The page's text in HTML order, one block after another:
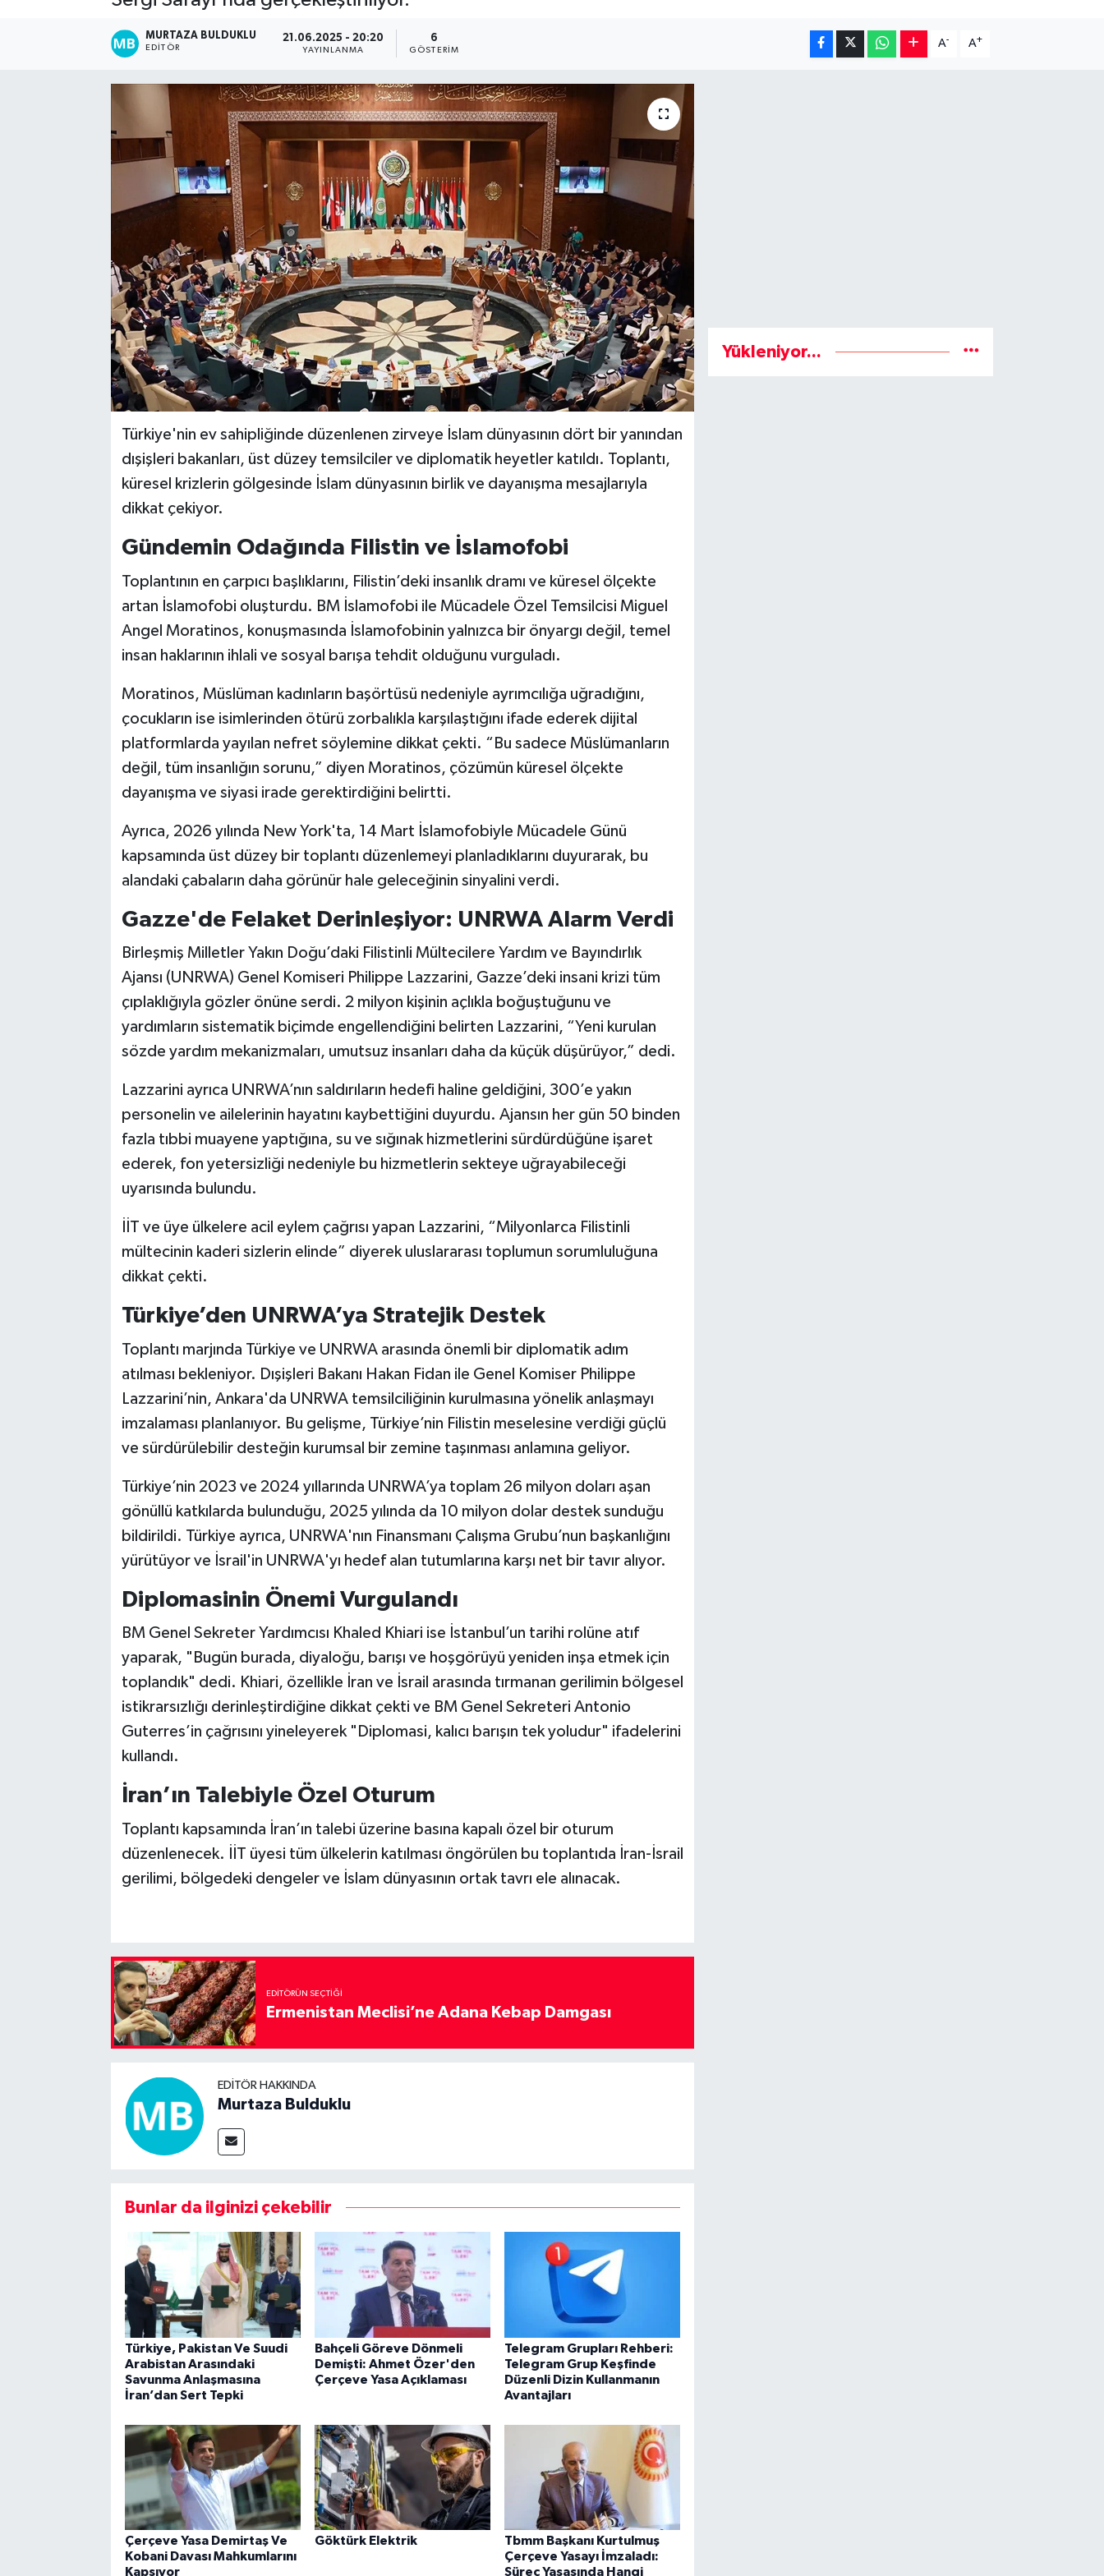
MURTAZA BULDUKLU
EDITÖR
21.06.2025 - 20:20
YAYINLANMA
6
GÖSTERIM
A- A+
Türkiye'nin ev sahipliğinde düzenlenen zirveye İslam dünyasının dört bir yanından
dışişleri bakanları, üst düzey temsilciler ve diplomatik heyetler katıldı. Toplantı,
küresel krizlerin gölgesinde İslam dünyasının birlik ve dayanışma mesajlarıyla
dikkat çekiyor.
Gündemin Odağında Filistin ve İslamofobi
Toplantının en çarpıcı başlıklarını, Filistin’deki insanlık dramı ve küresel ölçekte
artan İslamofobi oluşturdu. BM İslamofobi ile Mücadele Özel Temsilcisi Miguel
Angel Moratinos, konuşmasında İslamofobinin yalnızca bir önyargı değil, temel
insan haklarının ihlali ve sosyal barışa tehdit olduğunu vurguladı.
Moratinos, Müslüman kadınların başörtüsü nedeniyle ayrımcılığa uğradığını,
çocukların ise isimlerinden ötürü zorbalıkla karşılaştığını ifade ederek dijital
platformlarda yayılan nefret söylemine dikkat çekti. “Bu sadece Müslümanların
değil, tüm insanlığın sorunu,” diyen Moratinos, çözümün küresel ölçekte
dayanışma ve siyasi irade gerektirdiğini belirtti.
Ayrıca, 2026 yılında New York'ta, 14 Mart İslamofobiyle Mücadele Günü
kapsamında üst düzey bir toplantı düzenlemeyi planladıklarını duyurarak, bu
alandaki çabaların daha görünür hale geleceğinin sinyalini verdi.
Gazze'de Felaket Derinleşiyor: UNRWA Alarm Verdi
Birleşmiş Milletler Yakın Doğu’daki Filistinli Mültecilere Yardım ve Bayındırlık
Ajansı (UNRWA) Genel Komiseri Philippe Lazzarini, Gazze’deki insani krizi tüm
çıplaklığıyla gözler önüne serdi. 2 milyon kişinin açlıkla boğuştuğunu ve
yardımların sistematik biçimde engellendiğini belirten Lazzarini, “Yeni kurulan
sözde yardım mekanizmaları, umutsuz insanları daha da küçük düşürüyor,” dedi.
Lazzarini ayrıca UNRWA’nın saldırıların hedefi haline geldiğini, 300’e yakın
personelin ve ailelerinin hayatını kaybettiğini duyurdu. Ajansın her gün 50 binden
fazla tıbbi muayene yaptığına, su ve sığınak hizmetlerini sürdürdüğüne işaret
ederek, fon yetersizliği nedeniyle bu hizmetlerin sekteye uğrayabileceği
uyarısında bulundu.
İİT ve üye ülkelere acil eylem çağrısı yapan Lazzarini, “Milyonlarca Filistinli
mültecinin kaderi sizlerin elinde” diyerek uluslararası toplumun sorumluluğuna
dikkat çekti.
Türkiye’den UNRWA’ya Stratejik Destek
Toplantı marjında Türkiye ve UNRWA arasında önemli bir diplomatik adım
atılması bekleniyor. Dışişleri Bakanı Hakan Fidan ile Genel Komiser Philippe
Lazzarini’nin, Ankara'da UNRWA temsilciliğinin kurulmasına yönelik anlaşmayı
imzalaması planlanıyor. Bu gelişme, Türkiye’nin Filistin meselesine verdiği güçlü
ve sürdürülebilir desteğin kurumsal bir zemine taşınması anlamına geliyor.
Türkiye’nin 2023 ve 2024 yıllarında UNRWA’ya toplam 26 milyon doları aşan
gönüllü katkılarda bulunduğu, 2025 yılında da 10 milyon dolar destek sunduğu
bildirildi. Türkiye ayrıca, UNRWA'nın Finansmanı Çalışma Grubu’nun başkanlığını
yürütüyor ve İsrail'in UNRWA'yı hedef alan tutumlarına karşı net bir tavır alıyor.
Diplomasinin Önemi Vurgulandı
BM Genel Sekreter Yardımcısı Khaled Khiari ise İstanbul’un tarihi rolüne atıf
yaparak, "Bugün burada, diyaloğu, barışı ve hoşgörüyü yeniden inşa etmek için
toplandık" dedi. Khiari, özellikle İran ve İsrail arasında tırmanan gerilimin bölgesel
istikrarsızlığı derinleştirdiğine dikkat çekti ve BM Genel Sekreteri Antonio
Guterres’in çağrısını yineleyerek "Diplomasi, kalıcı barışın tek yoludur" ifadelerini
kullandı.
İran’ın Talebiyle Özel Oturum
Toplantı kapsamında İran’ın talebi üzerine basına kapalı özel bir oturum
düzenlenecek. İİT üyesi tüm ülkelerin katılması öngörülen bu toplantıda İran-İsrail
gerilimi, bölgedeki dengeler ve İslam dünyasının ortak tavrı ele alınacak.
EDITÖRÜN SEÇTIĞI
Ermenistan Meclisi’ne Adana Kebap Damgası
EDITÖR HAKKINDA
Murtaza Bulduklu
Bunlar da ilginizi çekebilir
Türkiye, Pakistan Ve Suudi
Arabistan Arasındaki
Savunma Anlaşmasına
İran’dan Sert Tepki
Bahçeli Göreve Dönmeli
Demişti: Ahmet Özer'den
Çerçeve Yasa Açıklaması
Telegram Grupları Rehberi:
Telegram Grup Keşfinde
Düzenli Dizin Kullanmanın
Avantajları
Çerçeve Yasa Demirtaş Ve
Kobani Davası Mahkumlarını
Kapsıyor
Göktürk Elektrik
Tbmm Başkanı Kurtulmuş
Çerçeve Yasayı İmzaladı:
Süreç Yasasında Hangi
Yükleniyor...